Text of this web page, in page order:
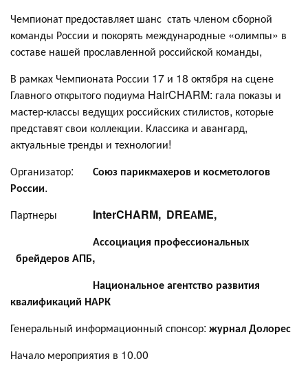
Чемпионат предоставляет шанс стать членом сборной
команды России и покорять международные «олимпы» в
составе нашей прославленной российской команды,
В рамках Чемпионата России 17 и 18 октября на сцене
Главного открытого подиума HairCHARM: гала показы и
мастер-классы ведущих российских стилистов, которые
представят свои коллекции. Классика и авангард,
актуальные тренды и технологии!
Организатор: Союз парикмахеров и косметологов
России.
Партнеры InterCHARM, DREАME,
Ассоциация профессиональных
брейдеров АПБ,
Национальное агентство развития
квалификаций НАРК
Генеральный информационный спонсор: журнал Долорес
Начало мероприятия в 10.00